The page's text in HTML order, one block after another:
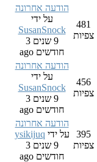
481
צפיות
הודעה אחרונה
על ידי
SusanSnock
9 שנים 3
חודשים ago
456
צפיות
הודעה אחרונה
על ידי
SusanSnock
9 שנים 3
חודשים ago
395
צפיות
הודעה אחרונה
על ידי ysikijuq
9 שנים 3
חודשים ago